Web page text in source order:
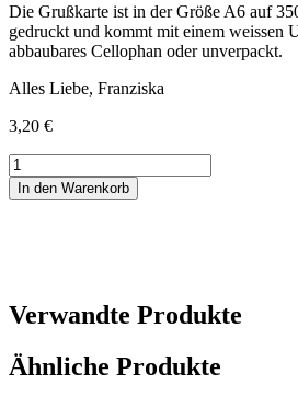
Die Grußkarte ist in der Größe A6 auf
gedruckt und kommt mit einem weissen
abbaubares Cellophan oder unverpackt.
Alles Liebe, Franziska
3,20 €
Grußkarte
Gartengeräte
Menge
In den Warenkorb
Verwandte Produkte
Ähnliche Produkte